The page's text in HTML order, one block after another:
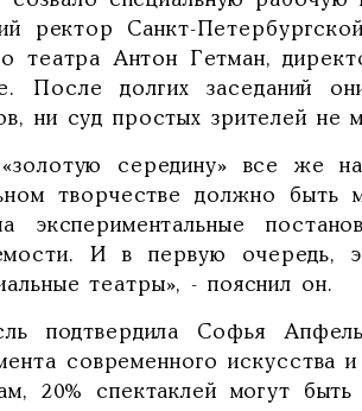
ректор Санкт-
театра Антон Гетман,
После долгих заседаний
ни суд простых зрителей не
середину» все же
творчестве должно быть
экспериментальные
И в первую очередь,
театры», - пояснил он.
подтвердила Софья
современного искусства
20% спектаклей могут